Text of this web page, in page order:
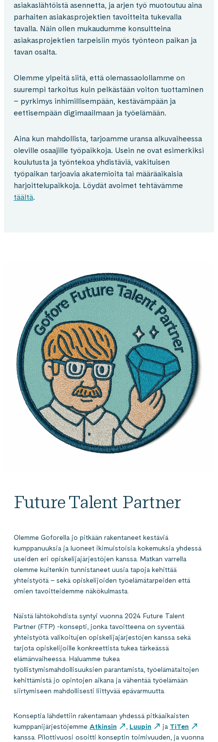
asiakaslähtöistä asennetta, ja arjen työ muotoutuu aina
parhaiten asiakasprojektien tavoitteita tukevalla
tavalla. Näin ollen mukaudumme konsultteina
asiakasprojektien tarpeisiin myös työnteon paikan ja
tavan osalta.
Olemme ylpeitä siitä, että olemassaolollamme on
suurempi tarkoitus kuin pelkästään voiton tuottaminen
– pyrkimys inhimillisempään, kestävämpään ja
eettisempään digimaailmaan ja työelämään.
Aina kun mahdollista, tarjoamme uransa alkuvaiheessa
oleville osaajille työpaikkoja. Usein ne ovat esimerkiksi
koulutusta ja työntekoa yhdistäviä, vakituisen
työpaikan tarjoavia akatemioita tai määräaikaisia
harjoittelupaikkoja. Löydät avoimet tehtävämme
täältä.
Future Talent Partner
Olemme Goforella jo pitkään rakentaneet kestäviä
kumppanuuksia ja luoneet ikimuistoisia kokemuksia yhdessä
useiden eri opiskelijajärjestöjen kanssa. Matkan varrella
olemme kuitenkin tunnistaneet uusia tapoja kehittää
yhteistyötä – sekä opiskelijoiden työelämätarpeiden että
omien tavoitteidemme näkökulmasta.
Näistä lähtökohdista syntyi vuonna 2024 Future Talent
Partner (FTP) -konsepti, jonka tavoitteena on syventää
yhteistyötä valikoitujen opiskelijajärjestöjen kanssa sekä
tarjota opiskelijoille konkreettista tukea tärkeässä
elämänvaiheessa. Haluamme tukea
työllistymismahdollisuuksien parantamista, työelämätaitojen
kehittämistä jo opintojen aikana ja vähentää työelämään
siirtymiseen mahdollisesti liittyvää epävarmuutta.
Konseptia lähdettiin rakentamaan yhdessä pitkäaikaisten
kumppanijärjestöjemme Atkinsin , Luupin ja TiTen
kanssa. Pilottivuosi osoitti konseptin toimivuuden, ja vuonna